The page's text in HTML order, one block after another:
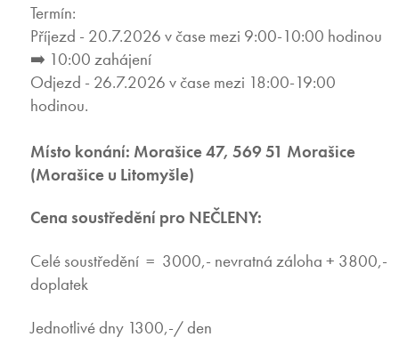
Termín:
Příjezd - 20.7.2026 v čase mezi 9:00-10:00 hodinou
➡️ 10:00 zahájení
Odjezd - 26.7.2026 v čase mezi 18:00-19:00
hodinou.
Místo konání: Morašice 47, 569 51 Morašice
(Morašice u Litomyšle)
Cena soustředění pro NEČLENY:
Celé soustředění = 3000,- nevratná záloha + 3800,-
doplatek
Jednotlivé dny 1300,-/ den